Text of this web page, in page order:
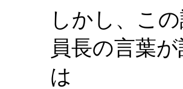
しかし、こ
員長の言葉
は